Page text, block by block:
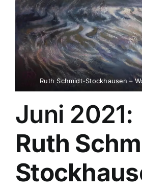
Ruth Schmidt-Stockhausen –
Juni 2021:
Ruth